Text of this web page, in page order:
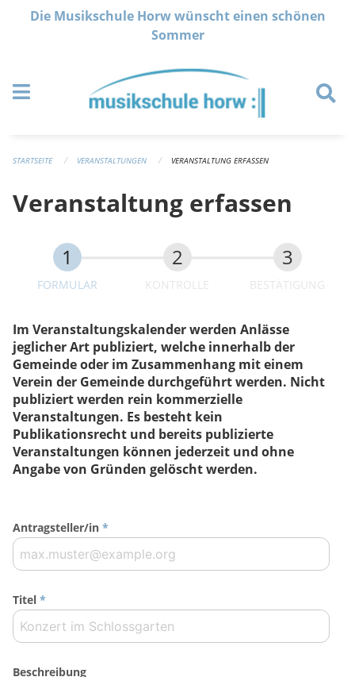
Navigation überspringen
Die Musikschule Horw wünscht einen schönen
Sommer
STARTSEITE VERANSTALTUNGEN VERANSTALTUNG ERFASSEN
Veranstaltung erfassen
FORMULAR KONTROLLE BESTÄTIGUNG
Im Veranstaltungskalender werden Anlässe
jeglicher Art publiziert, welche innerhalb der
Gemeinde oder im Zusammenhang mit einem
Verein der Gemeinde durchgeführt werden. Nicht
publiziert werden rein kommerzielle
Veranstaltungen. Es besteht kein
Publikationsrecht und bereits publizierte
Veranstaltungen können jederzeit und ohne
Angabe von Gründen gelöscht werden.
Antragsteller/in *
Titel *
Beschreibung